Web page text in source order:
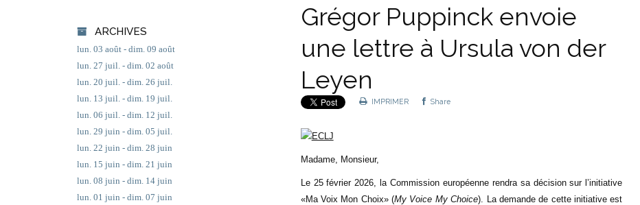
ARCHIVES
lun. 03 août - dim. 09 août
lun. 27 juil. - dim. 02 août
lun. 20 juil. - dim. 26 juil.
lun. 13 juil. - dim. 19 juil.
lun. 06 juil. - dim. 12 juil.
lun. 29 juin - dim. 05 juil.
lun. 22 juin - dim. 28 juin
lun. 15 juin - dim. 21 juin
lun. 08 juin - dim. 14 juin
lun. 01 juin - dim. 07 juin
Grégor Puppinck envoie
une lettre à Ursula von der
Leyen
IMPRIMER Share
Madame, Monsieur,
Le 25 février 2026, la Commission européenne rendra sa décision sur l’initiative
«Ma Voix Mon Choix» (My Voice My Choice). La demande de cette initiative est